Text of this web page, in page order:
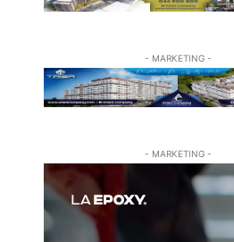
- MARKETING -
- MARKETING -